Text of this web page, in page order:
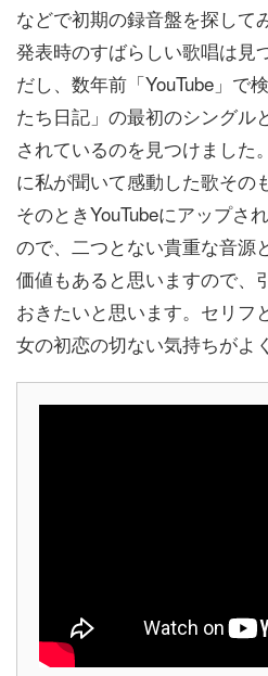
などで初期の録音盤を探して
発表時のすばらしい歌唱は見
だし、数年前「YouTube」で
たち日記」の最初のシングル
されているのを見つけました
に私が聞いて感動した歌その
そのときYouTubeにアップさ
ので、二つとない貴重な音源
価値もあると思いますので、
おきたいと思います。セリフ
女の初恋の切ない気持ちがよ